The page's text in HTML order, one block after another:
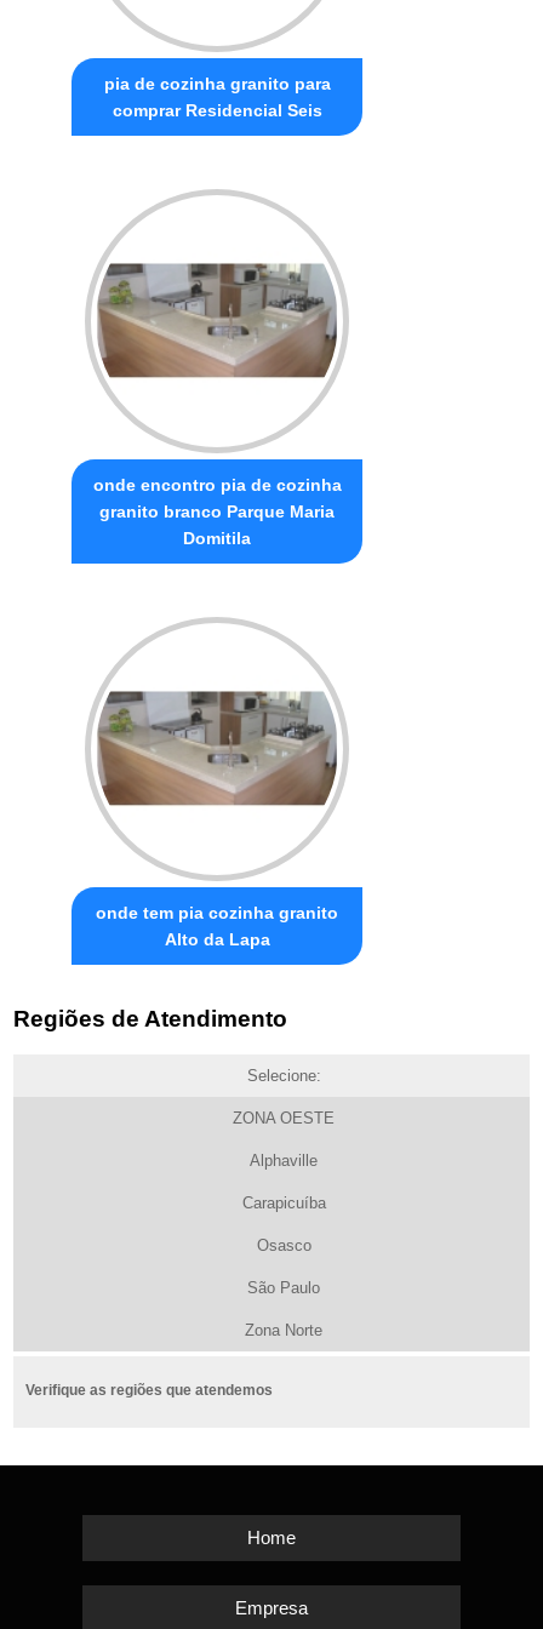
pia de cozinha granito para
comprar Residencial Seis
onde encontro pia de cozinha
granito branco Parque Maria
Domitila
onde tem pia cozinha granito
Alto da Lapa
Regiões de Atendimento
Selecione:
ZONA OESTE
Alphaville
Carapicuíba
Osasco
São Paulo
Zona Norte
Verifique as regiões que atendemos
Home
Empresa